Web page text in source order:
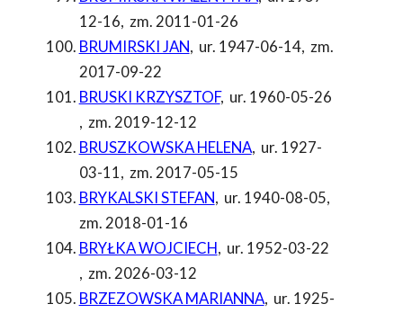
12-16, zm. 2011-01-26
BRUMIRSKI JAN, ur. 1947-06-14, zm.
2017-09-22
BRUSKI KRZYSZTOF, ur. 1960-05-26
, zm. 2019-12-12
BRUSZKOWSKA HELENA, ur. 1927-
03-11, zm. 2017-05-15
BRYKALSKI STEFAN, ur. 1940-08-05,
zm. 2018-01-16
BRYŁKA WOJCIECH, ur. 1952-03-22
, zm. 2026-03-12
BRZEZOWSKA MARIANNA, ur. 1925-